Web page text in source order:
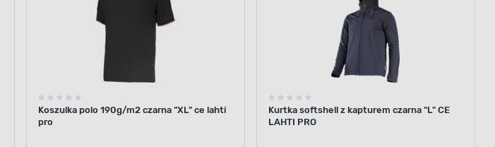
Koszulka polo 190g/m2 czarna "XL" ce lahti
pro
Kurtka softshell z kapturem czarna "L" CE
LAHTI PRO